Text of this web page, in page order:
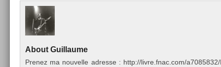
About Guil­laume
Pre­nez ma nouvel­le ad­resse : http://livre.fnac.com/